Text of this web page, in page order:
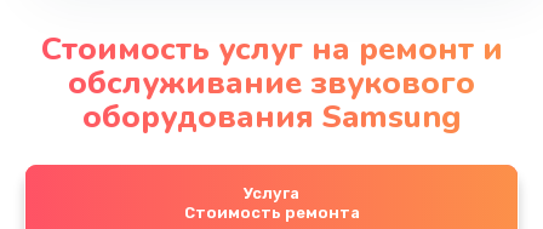
Стоимость услуг на ремонт и
обслуживание звукового
оборудования Samsung
Услуга
Стоимость ремонта